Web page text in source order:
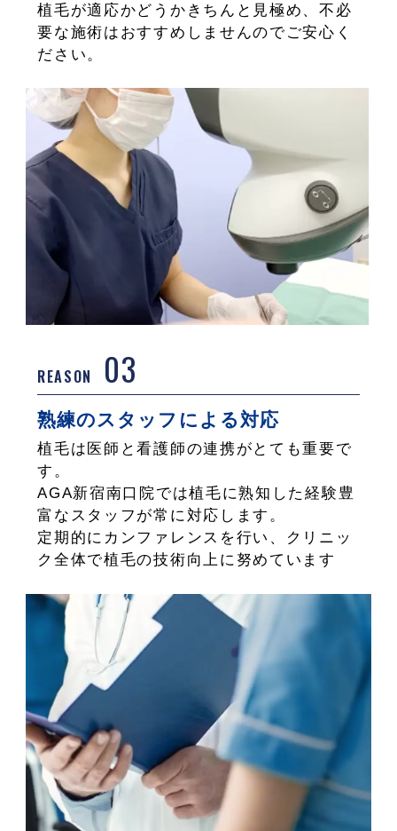
植毛が適応かどうかきちんと見極め、不必
要な施術はおすすめしませんのでご安心く
ださい。
REASON 03
熟練のスタッフによる対応
植毛は医師と看護師の連携がとても重要で
す。
AGA新宿南口院では植毛に熟知した経験豊
富なスタッフが常に対応します。
定期的にカンファレンスを行い、クリニッ
ク全体で植毛の技術向上に努めています